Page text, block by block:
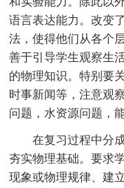
语言表达能力。改变
法，使得他们从各个
善于引导学生观察生
的物理知识。特别要
时事新闻等，注意观
问题，水资源问题，
在复习过程中分
夯实物理基础。要求
现象或物理规律、建